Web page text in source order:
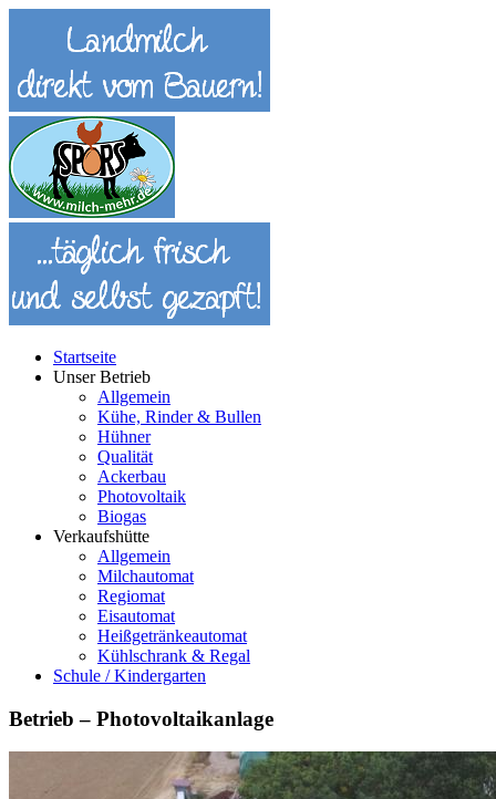
Startseite
Unser Betrieb
Allgemein
Kühe, Rinder & Bullen
Hühner
Qualität
Ackerbau
Photovoltaik
Biogas
Verkaufshütte
Allgemein
Milchautomat
Regiomat
Eisautomat
Heißgetränkeautomat
Kühlschrank & Regal
Schule / Kindergarten
Betrieb – Photovoltaikanlage